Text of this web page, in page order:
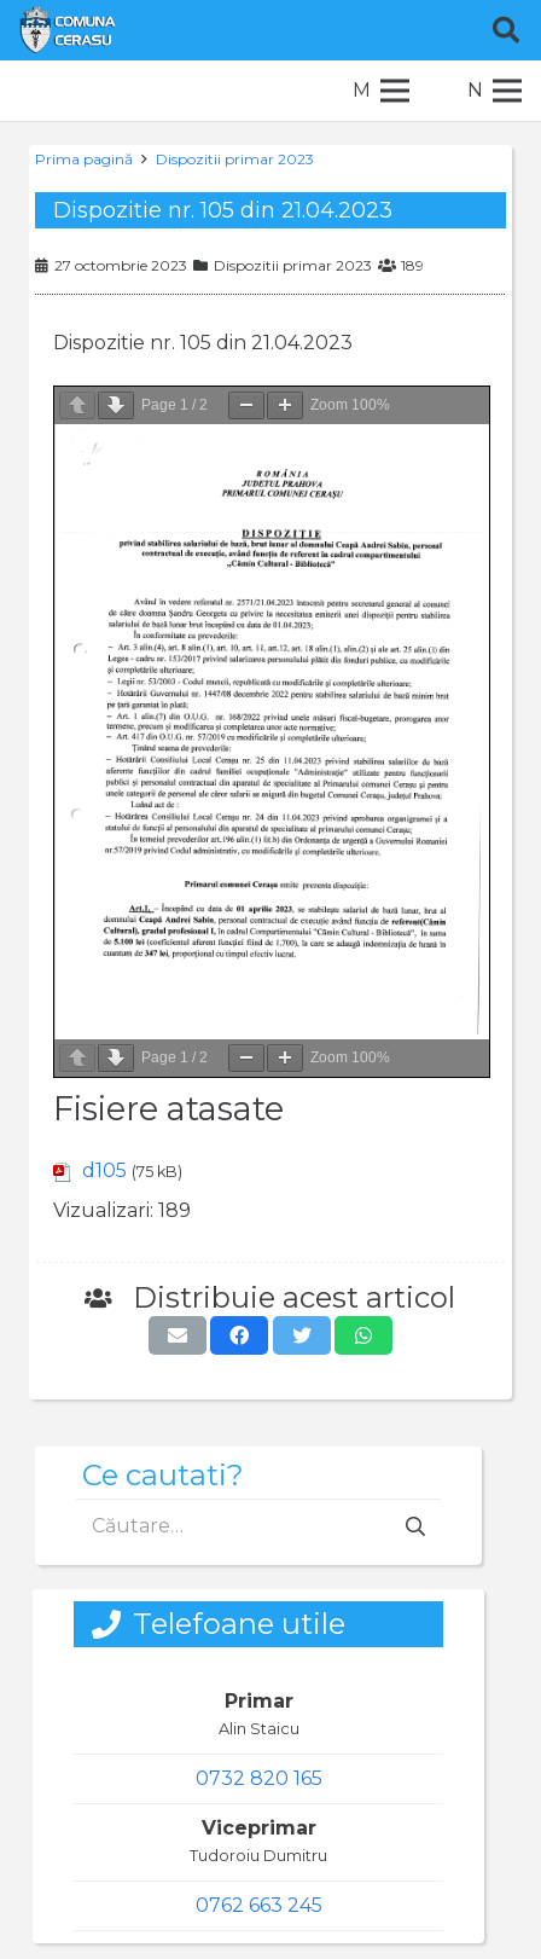
M N
Prima pagină Dispozitii primar 2023
Dispozitie nr. 105 din 21.04.2023
27 octombrie 2023 Dispozitii primar 2023 189
Dispozitie nr. 105 din 21.04.2023
Page 1 / 2 Zoom 100%
Page 1 / 2 Zoom 100%
Fisiere atasate
d105 (75 kB)
Vizualizari: 189
Distribuie acest articol
Ce cautati?
după:
Telefoane utile
Primar
Alin Staicu
0732 820 165
Viceprimar
Tudoroiu Dumitru
0762 663 245